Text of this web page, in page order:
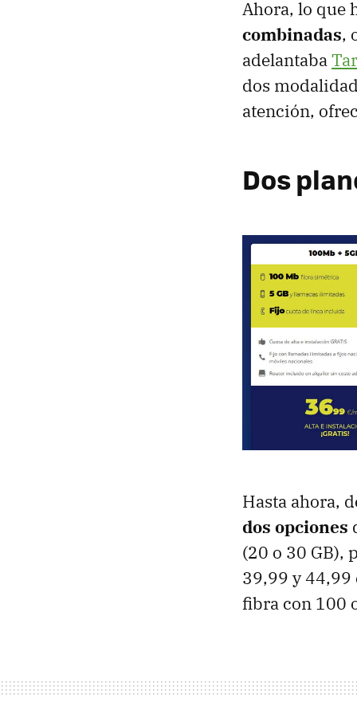
Ahora, lo que
combinadas,
adelantaba
dos
atención,
Dos
Hasta ahora,
dos opciones
(20 o 30 GB),
39,99 y 44,99
fibra con 100